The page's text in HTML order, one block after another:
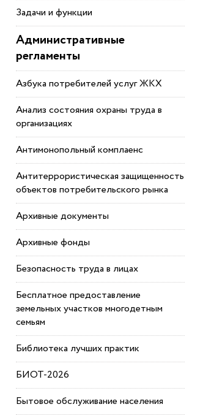
Задачи и функции
Административные
регламенты
Азбука потребителей услуг ЖКХ
Анализ состояния охраны труда в
организациях
Антимонопольный комплаенс
Антитеррористическая защищенность
объектов потребительского рынка
Архивные документы
Архивные фонды
Безопасность труда в лицах
Бесплатное предоставление
земельных участков многодетным
семьям
Библиотека лучших практик
БИОТ-2026
Бытовое обслуживание населения